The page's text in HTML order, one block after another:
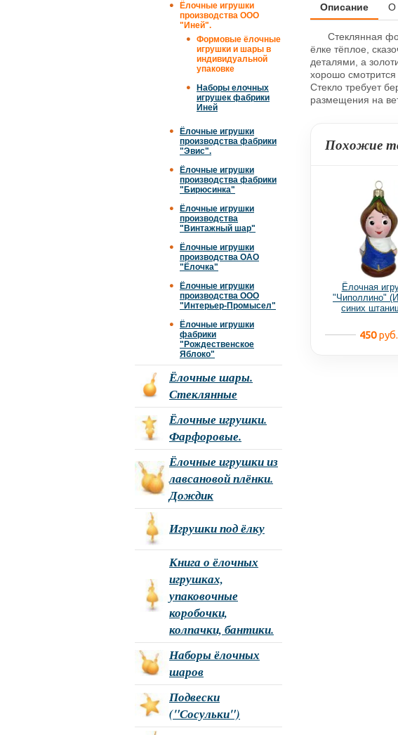
Описание О
Стеклянная
ёлке тёплое,
деталями, а
хорошо
Стекло требует
размещения на
Похожие
Ёлочная
"Чиполлино"
синих
450руб.
Ёлочные игрушки
производства ООО
"Иней".
Формовые ёлочные
игрушки и шары в
индивидуальной
упаковке
Наборы елочных
игрушек фабрики
Иней
Ёлочные игрушки
производства фабрики
"Эвис".
Ёлочные игрушки
производства фабрики
"Бирюсинка"
Ёлочные игрушки
производства
"Винтажный шар"
Ёлочные игрушки
производства ОАО
"Ёлочка"
Ёлочные игрушки
производства ООО
"Интерьер-Промысел"
Ёлочные игрушки
фабрики
"Рождественское
Яблоко"
Ёлочные шары.
Стеклянные
Ёлочные игрушки.
Фарфоровые.
Ёлочные игрушки из
лавсановой плёнки.
Дождик
Игрушки под ёлку
Книга о ёлочных
игрушках,
упаковочные
коробочки,
колпачки, бантики.
Наборы ёлочных
шаров
Подвески
("Сосульки")